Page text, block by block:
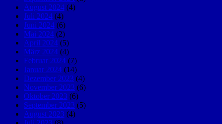
August 2024 (4)
Juli 2024 (4)
Juni 2024 (6)
Mai 2024 (2)
April 2024 (5)
März 2024 (4)
Februar 2024 (7)
Januar 2024 (14)
Dezember 2023 (4)
November 2023 (6)
Oktober 2023 (6)
September 2023 (5)
August 2023 (4)